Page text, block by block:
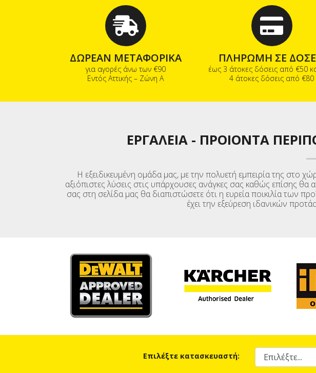
ΔΩΡΕΑΝ ΜΕΤΑΦΟΡΙΚΑ
για αγορές άνω των €90
Εντός Αττικής – Ζώνη Α
ΠΛΗΡΩΜΗ ΣΕ
έως 3 άτοκες δόσεις από €50
4 άτοκες δόσεις από €80
ΕΡΓΑΛΕΙΑ- ΠΡΟΙΟΝΤΑ
Η εξειδικευμένη ομάδα μας, με την πολυετή εμπειρία της στο
αξιόπιστες λύσεις στις υπάρχουσες ανάγκες σας καθώς επίσης θα
σας στη σελίδα μας θα διαπιστώσετε ότι η ευρεία ποικιλία των
έχει την εξεύρεση ιδανικών
Επιλέξτε κατασκευαστή: